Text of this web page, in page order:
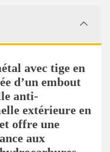
avec tige en
d’un embout
anti-
extérieure en
offre une
aux